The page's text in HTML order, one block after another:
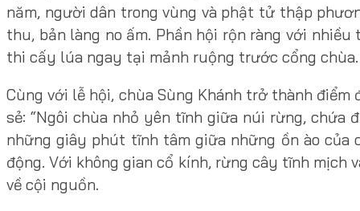
năm, người dân trong vùng và phật tử thập
thu, bản làng no ấm. Phần hội rộn ràng với
thi cấy lúa ngay tại mảnh ruộng trước cổng chùa.
Cùng với lễ hội, chùa Sùng Khánh trở thành
sẻ: “Ngôi chùa nhỏ yên tĩnh giữa núi rừng,
những giây phút tĩnh tâm giữa những ồn ào của
động. Với không gian cổ kính, rừng cây tĩnh mịch
về cội nguồn.